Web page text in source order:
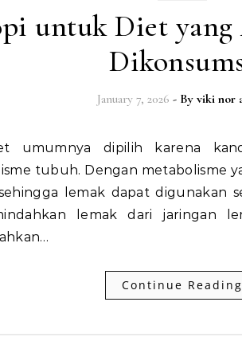
untuk Diet
January 7, 2026 - By viki nor
tubuh. Dengan metabolisme
lemak dapat digunakan
lemak dari jaringan
Continue Reading